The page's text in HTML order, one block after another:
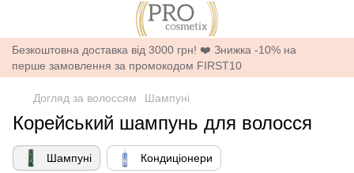
Безкоштовна доставка від 3000 грн! ❤️ Знижка -10% на
перше замовлення за промокодом FIRST10
Догляд за волоссям Шампуні
Корейський шампунь для волосся
Шампуні Кондиціонери